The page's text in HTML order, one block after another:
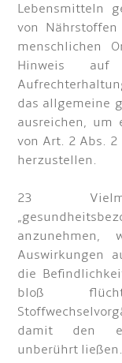
Lebensmitteln
von
menschlichen
Hinweis auf
das allgemeine
ausreichen, um
von Art. 2 Abs. 2
herzustellen.
23 Vielmehr
anzunehmen,
Auswirkungen
die
bloß
damit den
unberührt ließen.